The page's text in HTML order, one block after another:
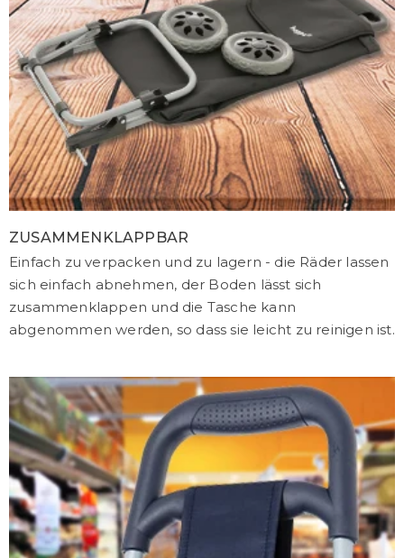
ZUSAMMENKLAPPBAR
Einfach zu verpacken und zu lagern - die Räder lassen
sich einfach abnehmen, der Boden lässt sich
zusammenklappen und die Tasche kann
abgenommen werden, so dass sie leicht zu reinigen ist.